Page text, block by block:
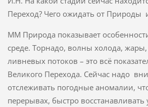
Переход? Чего ожидать от Природы
ММ Природа показывает
среде. Торнадо, волны холода, жары,
ливневых потоков – это всё
Великого Перехода. Сейчас надо
отслеживать погодные аномалии,
перерывах, быстро